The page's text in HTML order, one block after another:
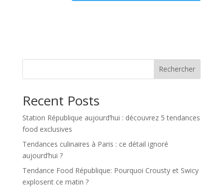
Rechercher
Recent Posts
Station République aujourd’hui : découvrez 5 tendances
food exclusives
Tendances culinaires à Paris : ce détail ignoré
aujourd’hui ?
Tendance Food République: Pourquoi Crousty et Swicy
explosent ce matin ?